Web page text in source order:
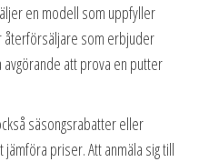
en modell som uppfyller
återförsäljare som erbjuder
att prova en putter
säsongsrabatter eller
priser. Att anmäla sig till